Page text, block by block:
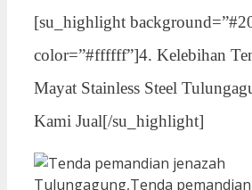
[su_highlight
color=”#ffffff”]4. Kelebihan
Mayat Stainless Steel
Kami Jual[/su_highlight]